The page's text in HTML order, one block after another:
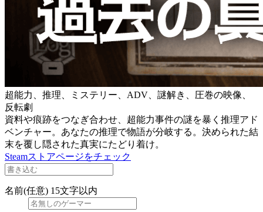
超能力、推理、ミステリー、ADV、謎解き、圧巻の映像、
反転劇
資料や痕跡をつなぎ合わせ、超能力事件の謎を暴く推理アド
ベンチャー。あなたの推理で物語が分岐する。決められた結
末を覆し隠された真実にたどり着け。
Steamストアページをチェック
名前(任意) 15文字以内